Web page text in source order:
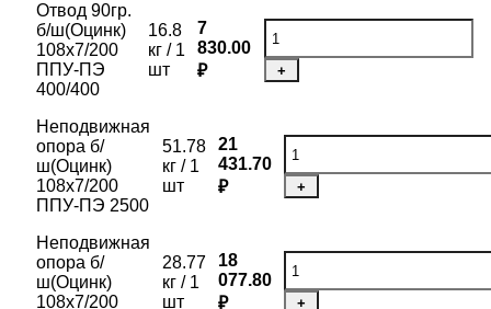
Отвод 90гр.
б/ш(Оцинк)
108х7/200
ППУ-ПЭ
400/400
16.8
кг / 1
шт
7
830.00
₽
+
Неподвижная
опора б/
ш(Оцинк)
108х7/200
ППУ-ПЭ 2500
51.78
кг / 1
шт
21
431.70
₽
+
Неподвижная
опора б/
ш(Оцинк)
108х7/200
28.77
кг / 1
шт
18
077.80
₽
+